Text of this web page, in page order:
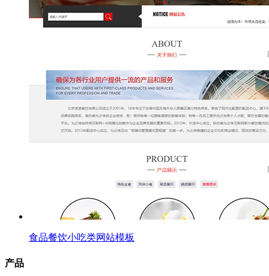
食品餐饮小吃类网站模板
产品